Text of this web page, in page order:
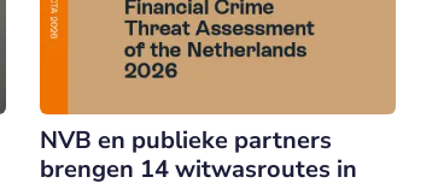
NVB en publieke partners
brengen 14 witwasroutes in